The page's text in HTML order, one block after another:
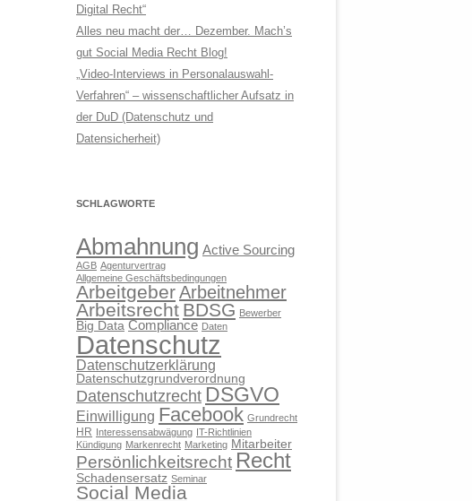
Digital Recht“
Alles neu macht der… Dezember. Mach’s
gut Social Media Recht Blog!
„Video-Interviews in Personalauswahl-
Verfahren“ – wissenschaftlicher Aufsatz in
der DuD (Datenschutz und
Datensicherheit)
SCHLAGWORTE
Abmahnung Active Sourcing
AGB Agenturvertrag
Allgemeine Geschäftsbedingungen
ArbeitgeberArbeitnehmer
Arbeitsrecht BDSG Bewerber
Big Data Compliance Daten
Datenschutz
Datenschutzerklärung
Datenschutzgrundverordnung
Datenschutzrecht DSGVO
Einwilligung Facebook Grundrecht
HR Interessensabwägung IT-Richtlinien
Kündigung Markenrecht Marketing Mitarbeiter
Persönlichkeitsrecht Recht
Schadensersatz Seminar
Social Media